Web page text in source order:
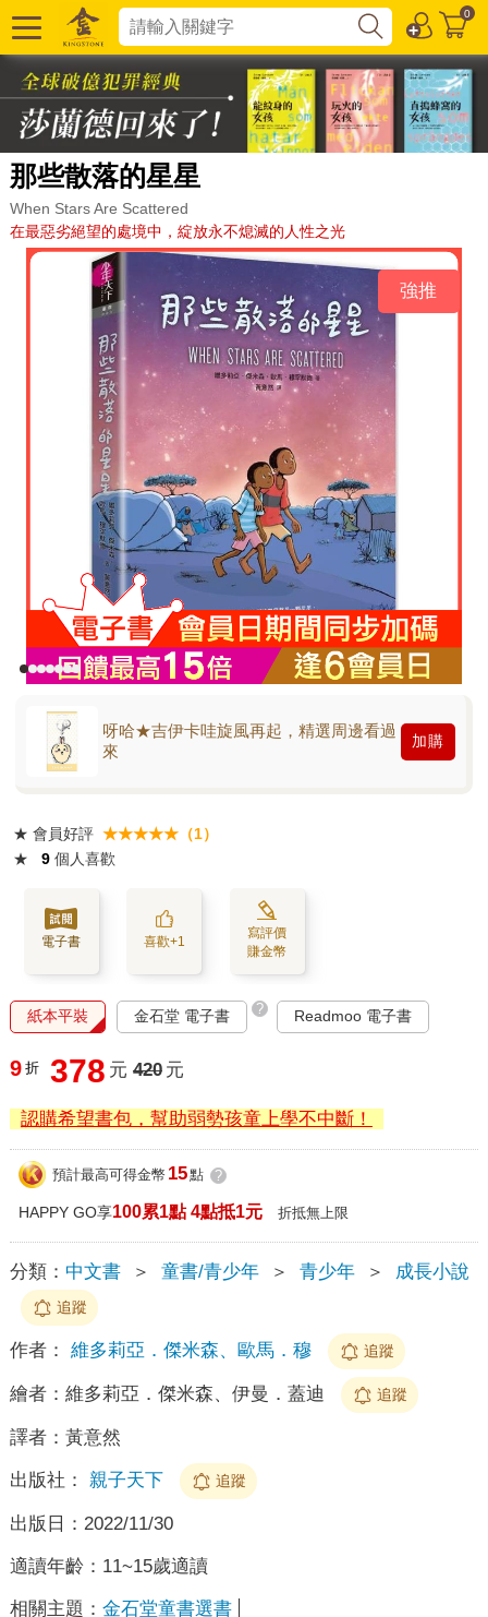
0
那些散落的星星
When Stars Are Scattered
在最惡劣絕望的處境中，綻放永不熄滅的人性之光
強推
呀哈★吉伊卡哇旋風再起，精選周邊看過
來
加購
★ 會員好評 ★★★★★（1）
★
9 個人喜歡
電子書 喜歡+1
寫評價
賺金幣
紙本平裝 金石堂 電子書 ? Readmoo 電子書
9 折 378 元 420 元
認購希望書包，幫助弱勢孩童上學不中斷！
預計最高可得金幣 15點 ?
HAPPY GO享100累1點 4點抵1元 折抵無上限
分類： 中文書 ＞ 童書/青少年 ＞ 青少年 ＞ 成長小說
追蹤
作者： 維多莉亞．傑米森、歐馬．穆 追蹤
繪者： 維多莉亞．傑米森、伊曼．蓋迪 追蹤
譯者： 黃意然
出版社： 親子天下 追蹤
出版日： 2022/11/30
適讀年齡： 11~15歲適讀
相關主題： 金石堂童書選書